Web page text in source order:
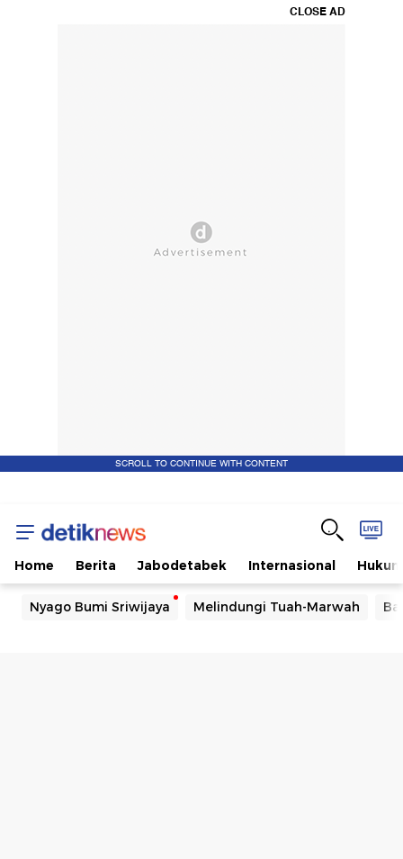
CLOSE AD
SCROLL TO CONTINUE WITH CONTENT
Home Berita Jabodetabek Internasional Hukum
Nyago Bumi Sriwijaya Melindungi Tuah-Marwah